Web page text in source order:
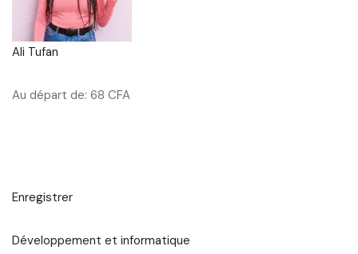
Ali Tufan
Au départ de: 68 CFA
Enregistrer
Développement et informatique